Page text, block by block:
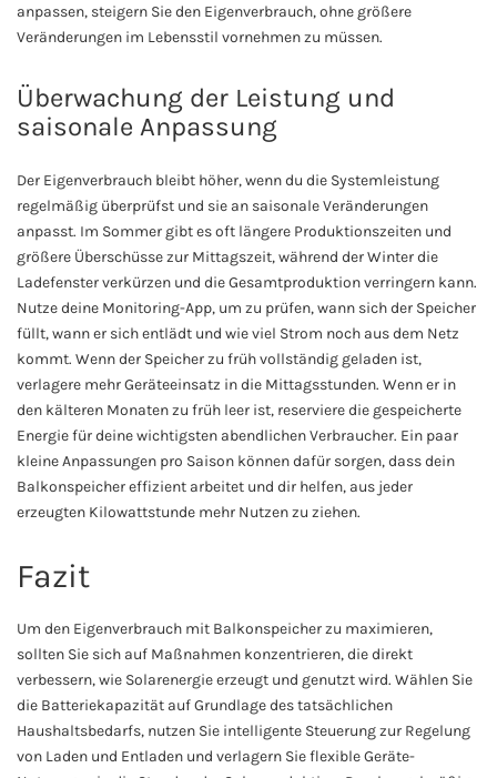
anpassen, steigern Sie den Eigenverbrauch, ohne größere
Veränderungen im Lebensstil vornehmen zu müssen.
Überwachung der Leistung und
saisonale Anpassung
Der Eigenverbrauch bleibt höher, wenn du die Systemleistung
regelmäßig überprüfst und sie an saisonale Veränderungen
anpasst. Im Sommer gibt es oft längere Produktionszeiten und
größere Überschüsse zur Mittagszeit, während der Winter die
Ladefenster verkürzen und die Gesamtproduktion verringern kann.
Nutze deine Monitoring-App, um zu prüfen, wann sich der Speicher
füllt, wann er sich entlädt und wie viel Strom noch aus dem Netz
kommt. Wenn der Speicher zu früh vollständig geladen ist,
verlagere mehr Geräteeinsatz in die Mittagsstunden. Wenn er in
den kälteren Monaten zu früh leer ist, reserviere die gespeicherte
Energie für deine wichtigsten abendlichen Verbraucher. Ein paar
kleine Anpassungen pro Saison können dafür sorgen, dass dein
Balkonspeicher effizient arbeitet und dir helfen, aus jeder
erzeugten Kilowattstunde mehr Nutzen zu ziehen.
Fazit
Um den Eigenverbrauch mit Balkonspeicher zu maximieren,
sollten Sie sich auf Maßnahmen konzentrieren, die direkt
verbessern, wie Solarenergie erzeugt und genutzt wird. Wählen Sie
die Batteriekapazität auf Grundlage des tatsächlichen
Haushaltsbedarfs, nutzen Sie intelligente Steuerung zur Regelung
von Laden und Entladen und verlagern Sie flexible Geräte-